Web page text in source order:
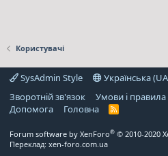
Користувачі
SysAdmin Style
Українська
Зворотній зв'язок
Умови і правила
Дoпoмoга
Головна
R
Forum software by XenForo® © 2010-2020
Переклад: xen-foro.com.ua